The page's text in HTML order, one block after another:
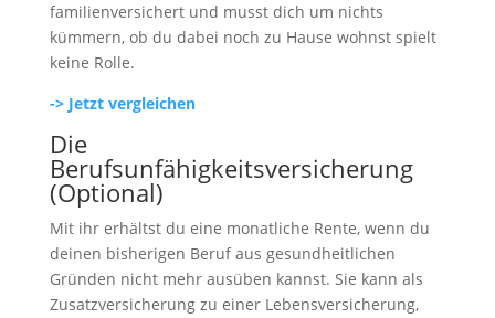
familienversichert und musst dich um nichts
kümmern, ob du dabei noch zu Hause wohnst spielt
keine Rolle.
-> Jetzt vergleichen
Die
Berufsunfähigkeitsversicherung
(Optional)
Mit ihr erhältst du eine monatliche Rente, wenn du
deinen bisherigen Beruf aus gesundheitlichen
Gründen nicht mehr ausüben kannst. Sie kann als
Zusatzversicherung zu einer Lebensversicherung,